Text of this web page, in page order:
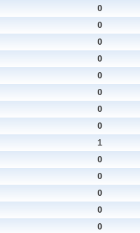
0
0
0
0
0
0
0
0
1
0
0
0
0
0